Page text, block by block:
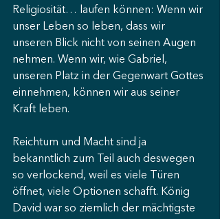
Religiosität… laufen können: Wenn wir
unser Leben so leben, dass wir
unseren Blick nicht von seinen Augen
nehmen. Wenn wir, wie Gabriel,
unseren Platz in der Gegenwart Gottes
einnehmen, können wir aus seiner
Kraft leben.
Reichtum und Macht sind ja
bekanntlich zum Teil auch deswegen
so verlockend, weil es viele Türen
öffnet, viele Optionen schafft. König
David war so ziemlich der mächtigste